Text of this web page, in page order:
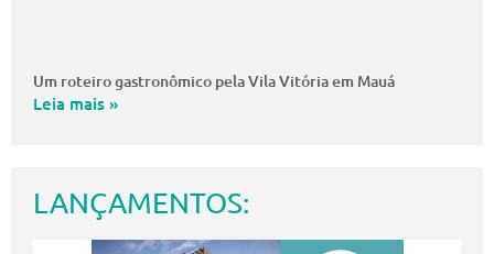
Um roteiro gastronômico pela Vila Vitória em Mauá
Leia mais »
LANÇAMENTOS: